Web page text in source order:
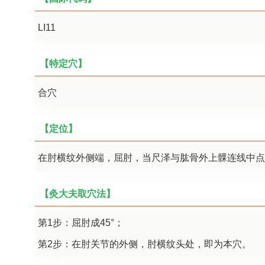
LI11
【特定穴】
合穴
【定位】
在肘横纹外侧端，屈肘，当尺泽与肱骨外上髁连线中
【灸大夫取穴法】
第1步：屈肘成45°；
第2步：在肘关节的外侧，肘横纹头处，即为本穴。